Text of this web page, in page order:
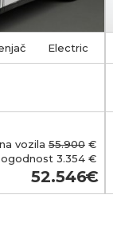
Electric
vozila 55.900 €
3.354 €
52.546